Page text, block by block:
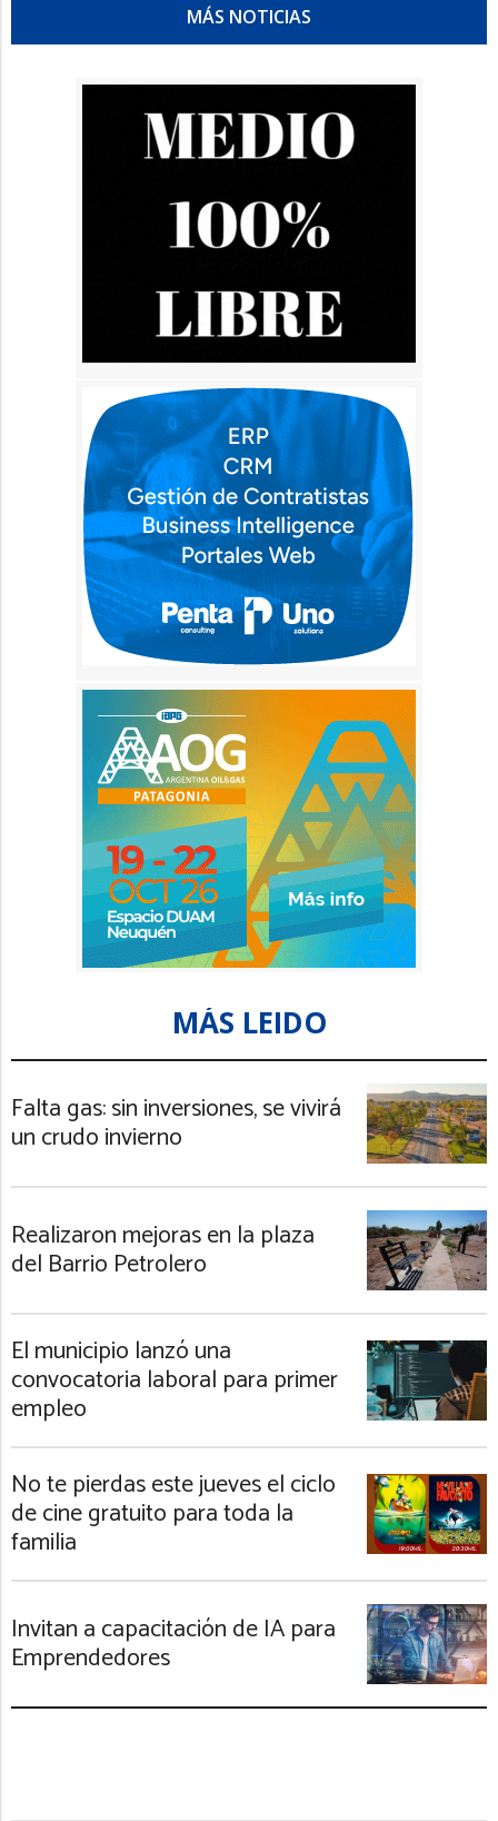
MÁS NOTICIAS
MÁS LEIDO
Falta gas: sin inversiones, se vivirá
un crudo invierno
Realizaron mejoras en la plaza
del Barrio Petrolero
El municipio lanzó una
convocatoria laboral para primer
empleo
No te pierdas este jueves el ciclo
de cine gratuito para toda la
familia
Invitan a capacitación de IA para
Emprendedores